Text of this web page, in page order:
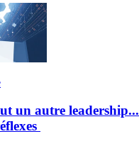
un autre